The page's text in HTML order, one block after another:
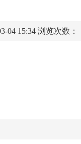
04 15:34 浏览次数：